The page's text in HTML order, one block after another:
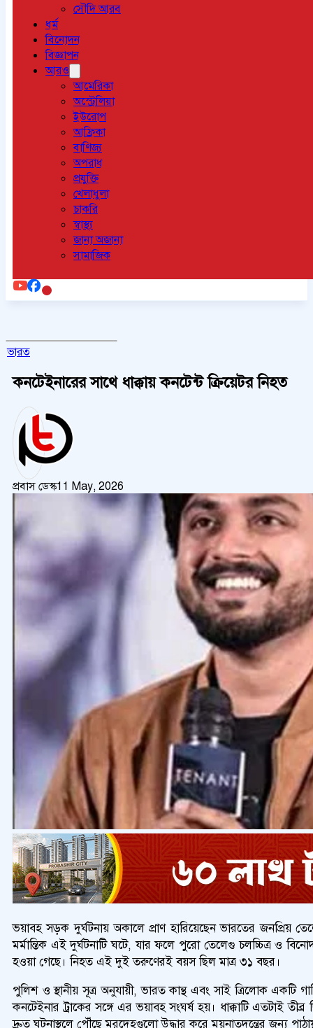
সৌদি আরব
ধর্ম
বিনোদন
বিজ্ঞাপন
আরও
আমেরিকা
অস্ট্রেলিয়া
ইউরোপ
আফ্রিকা
বাণিজ্য
অপরাধ
প্রযুক্তি
খেলাধুলা
চাকরি
স্বাস্থ্য
জানা অজানা
সামাজিক
ভারত
কনটেইনারের সাথে ধাক্কায় কনটেন্ট ক্রিয়েটর নিহত
প্রবাস ডেস্ক11 May, 2026
ভয়াবহ সড়ক দুর্ঘটনায় অকালে প্রাণ হারিয়েছেন ভারতের জনপ্রিয়
মর্মান্তিক এই দুর্ঘটনাটি ঘটে, যার ফলে পুরো তেলেগু চলচ্চিত্র ও
হওয়া গেছে। নিহত এই দুই তরুণেরই বয়স ছিল মাত্র ৩১ বছর।
পুলিশ ও স্থানীয় সূত্র অনুযায়ী, ভারত কান্থ এবং সাই ত্রিলোক একটি
কনটেইনার ট্রাকের সঙ্গে এর ভয়াবহ সংঘর্ষ হয়। ধাক্কাটি এতটাই
দ্রুত ঘটনাস্থলে পৌঁছে মরদেহগুলো উদ্ধার করে ময়নাতদন্তের জন্য